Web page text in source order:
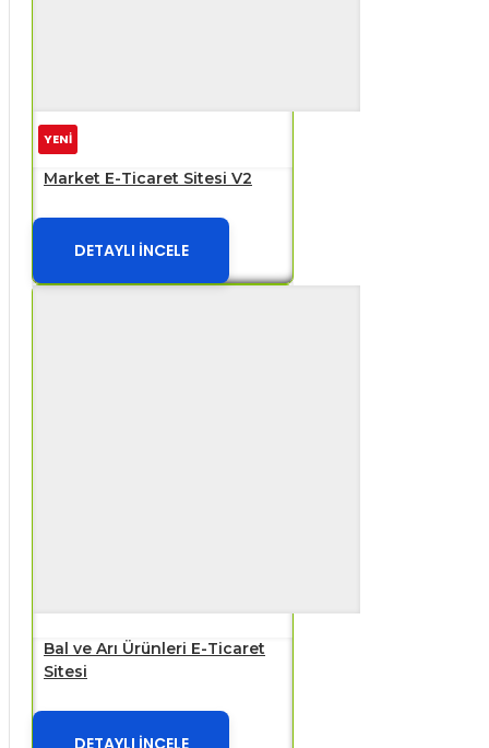
YENİ
Market E-Ticaret Sitesi V2
DETAYLI İNCELE
Bal ve Arı Ürünleri E-Ticaret
Sitesi